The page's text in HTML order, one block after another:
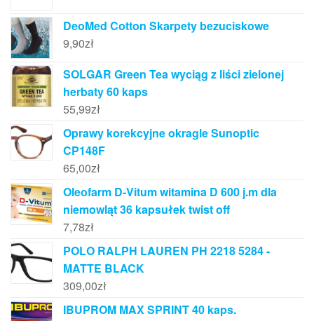
DeoMed Cotton Skarpety bezuciskowe
9,90zł
SOLGAR Green Tea wyciąg z liści zielonej
herbaty 60 kaps
55,99zł
Oprawy korekcyjne okragle Sunoptic
CP148F
65,00zł
Oleofarm D-Vitum witamina D 600 j.m dla
niemowląt 36 kapsułek twist off
7,78zł
POLO RALPH LAUREN PH 2218 5284 -
MATTE BLACK
309,00zł
IBUPROM MAX SPRINT 40 kaps.